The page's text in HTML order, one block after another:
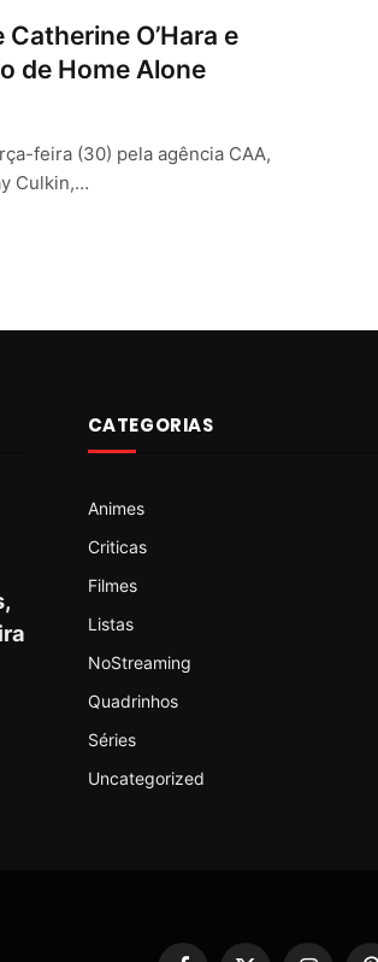
O’Hara e
de Home Alone
feira (30) pela agência CAA,
Culkin,…
CATEGORIAS
Animes
Criticas
Filmes
Listas
NoStreaming
Quadrinhos
Séries
Uncategorized